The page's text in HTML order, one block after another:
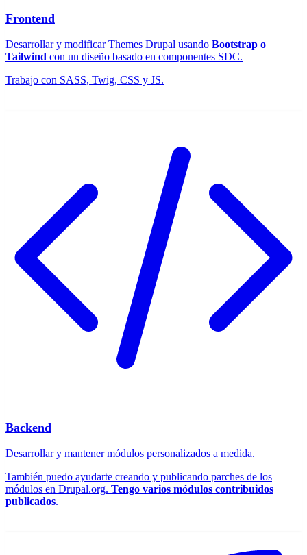
Frontend
Desarrollar y modificar Themes Drupal usando Bootstrap o
Tailwind con un diseño basado en componentes SDC.
Trabajo con SASS, Twig, CSS y JS.
Backend
Desarrollar y mantener módulos personalizados a medida.
También puedo ayudarte creando y publicando parches de los
módulos en Drupal.org. Tengo varios módulos contribuidos
publicados.